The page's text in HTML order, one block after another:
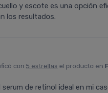
y escote es una opción
los resultados.
con 5 estrellas el producto en
serum de retinol ideal en mi